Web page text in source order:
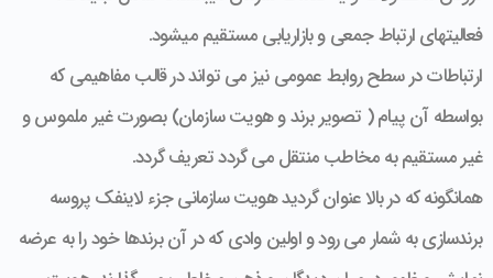
فعالیت­های ارتباط جمعی و بازاریابی مستقیم می­شود.
ارتباطات در سطح روابط عمومی نیز می تواند در قالب مفاهیمی که
بواسطه آن پیام ( تصویر برند و هویت سازمان) بصورت غیر ملموس و
غیر مستقیم به مخاطب منتقل می گردد تعریف گردد.
همانگونه که در بالا عنوان گردید هویت سازمانی جزء لاینفک پروسه
برندسازی به شمار می رود و اولین وادی که در آن برندها خود را به عرضه